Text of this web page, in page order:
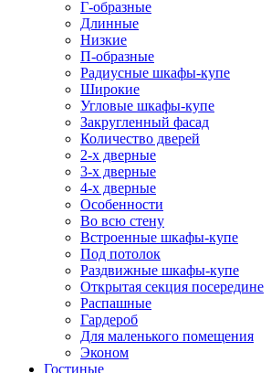
Г-образные
Длинные
Низкие
П-образные
Радиусные шкафы-купе
Широкие
Угловые шкафы-купе
Закругленный фасад
Количество дверей
2-х дверные
3-х дверные
4-х дверные
Особенности
Во всю стену
Встроенные шкафы-купе
Под потолок
Раздвижные шкафы-купе
Открытая секция посередине
Распашные
Гардероб
Для маленького помещения
Эконом
Гостиные